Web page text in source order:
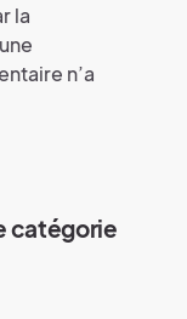
la
n’a
catégorie